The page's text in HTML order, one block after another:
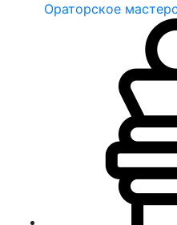
Ораторское